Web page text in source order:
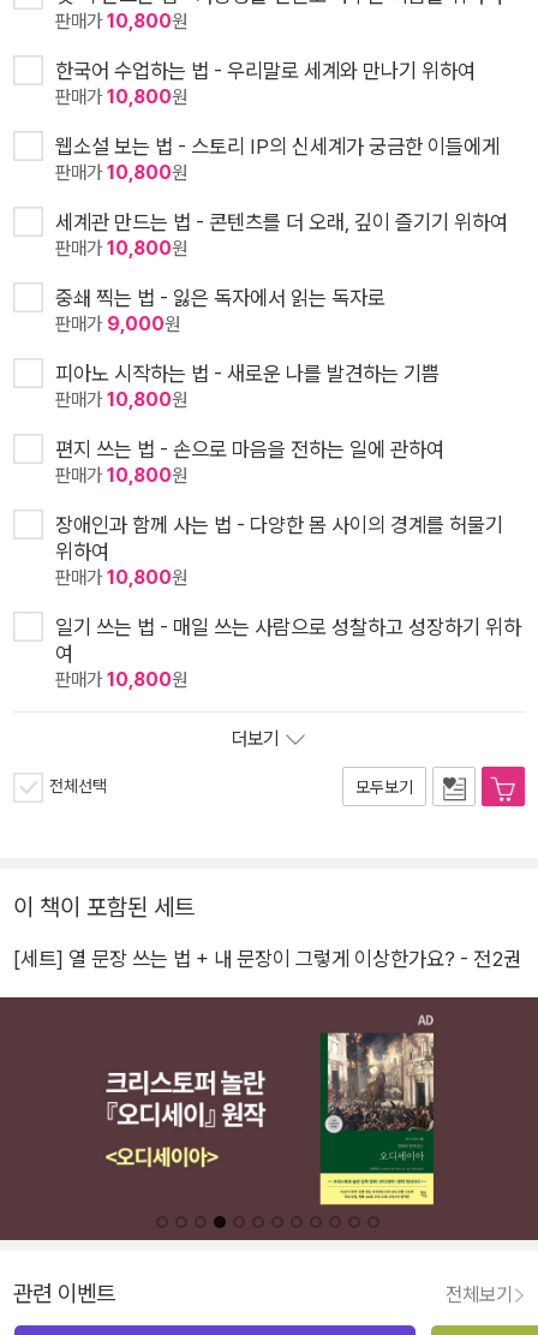
판매가10,800원
한국어 수업하는 법 - 우리말로 세계와 만나기 위하여
판매가10,800원
웹소설 보는 법 - 스토리 IP의 신세계가 궁금한 이들에게
판매가10,800원
세계관 만드는 법 - 콘텐츠를 더 오래, 깊이 즐기기 위하여
판매가10,800원
중쇄 찍는 법 - 잃은 독자에서 읽는 독자로
판매가 9,000원
피아노 시작하는 법 - 새로운 나를 발견하는 기쁨
판매가10,800원
편지 쓰는 법 - 손으로 마음을 전하는 일에 관하여
판매가10,800원
장애인과 함께 사는 법 - 다양한 몸 사이의 경계를 허물기
위하여
판매가10,800원
일기 쓰는 법 - 매일 쓰는 사람으로 성찰하고 성장하기 위하
여
판매가10,800원
더보기
전체선택 모두보기
이 책이 포함된 세트
[세트] 열 문장 쓰는 법 + 내 문장이 그렇게 이상한가요? - 전2권
관련 이벤트 전체보기